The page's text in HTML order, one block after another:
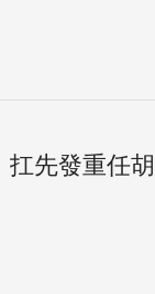
扛先發重任胡